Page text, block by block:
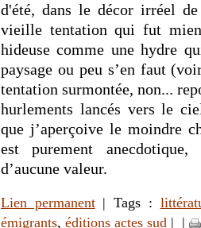
d'été, dans le décor irréel
vieille tentation qui fut
hideuse comme une hydre
paysage ou peu s’en faut
tentation surmontée, non...
hurlements lancés vers le
que j’aperçoive le moindre
est purement
d’aucune valeur.
Lien permanent| Tags :
émigrants, éditions actes sud | |